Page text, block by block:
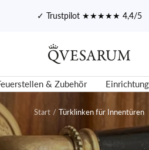
✓ Trustpilot ★★★★★ 4,4/5
Qvesarum
& Zubehör
Start Türklinken für Innentüren